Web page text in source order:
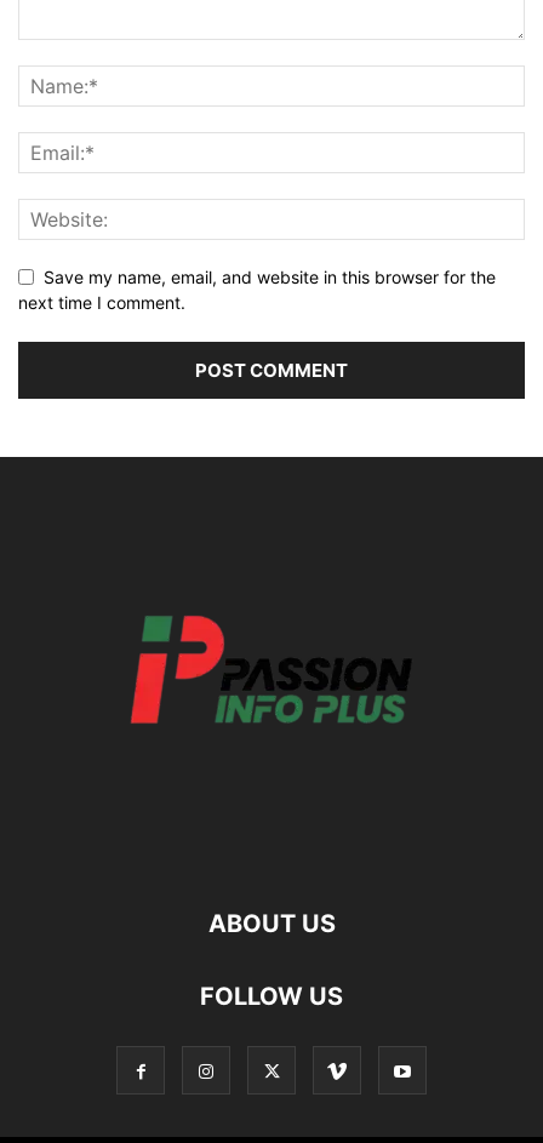
Save my name, email, and website in this browser for the
next time I comment.
ABOUT US
FOLLOW US